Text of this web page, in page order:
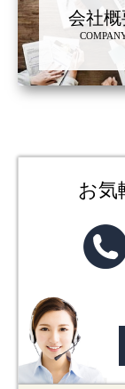
会社概
お気